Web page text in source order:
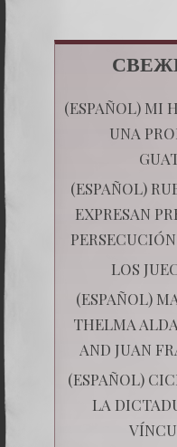
(ESPAÑOL) MI
UNA
(ESPAÑOL)
EXPRESAN
LOS
(ESPAÑOL)
THELMA
AND JUAN
(ESPAÑOL)
LA